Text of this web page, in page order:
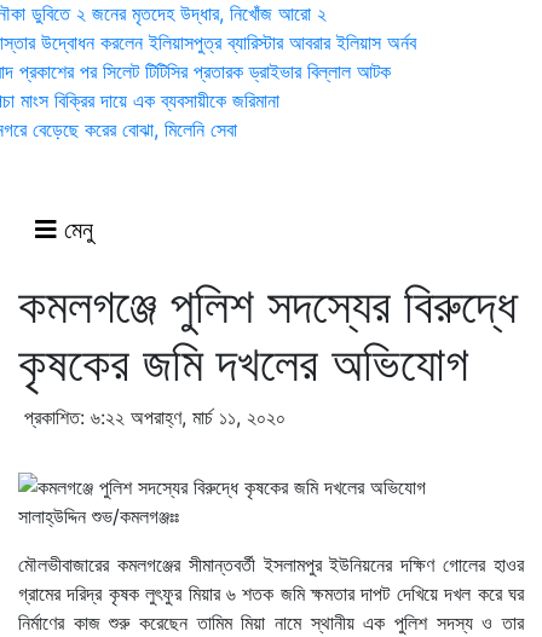
ডুবিতে ২ জনের মৃতদেহ উদ্ধার, নিখোঁজ আরো ২
উদ্বোধন করলেন ইলিয়াসপুত্র ব্যারিস্টার আবরার ইলিয়াস অর্নব
প্রকাশের পর সিলেট টিটিসির প্রতারক ড্রাইভার বিল্লাল আটক
মাংস বিক্রির দায়ে এক ব্যবসায়ীকে জরিমানা
বেড়েছে করের বোঝা, মিলেনি সেবা
মেনু
কমলগঞ্জে পুলিশ সদস্যের বিরুদ্ধে
কৃষকের জমি দখলের অভিযোগ
প্রকাশিত: ৬:২২ অপরাহ্ণ, মার্চ ১১, ২০২০
সালাহ্উদ্দিন শুভ/কমলগঞ্জঃঃ
মৌলভীবাজারের কমলগঞ্জের সীমান্তবর্তী ইসলামপুর ইউনিয়নের দক্ষিণ গোলের হাওর
গ্রামের দরিদ্র কৃষক লুৎফুর মিয়ার ৬ শতক জমি ক্ষমতার দাপট দেখিয়ে দখল করে ঘর
নির্মাণের কাজ শুরু করেছেন তামিম মিয়া নামে স্থানীয় এক পুলিশ সদস্য ও তার